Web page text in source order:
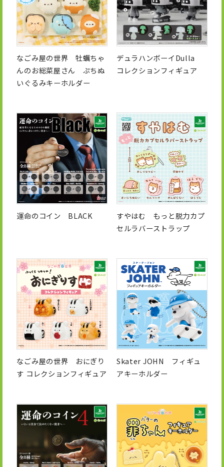
なごみ屋の世界 牡蠣ちゃ
んのお総菜屋さん ぷちぬ
いぐるみキーホルダー
デュラハンボーイDulla
コレクションフィギュア
運命のコイン BLACK
すやはむ もっと脱力カプ
セルラバーストラップ
なごみ屋の世界 おにぎり
す コレクションフィギュア
Skater JOHN フィギュ
アキーホルダー